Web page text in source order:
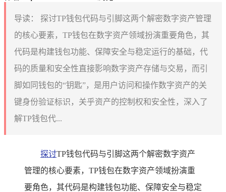
导读：
探讨TP钱包代码与引脚这两个解密数字资产管理
的核心要素，TP钱包在数字资产领域扮演重要角色，其
代码是构建钱包功能、保障安全与稳定运行的基础，代
码的质量和安全性直接影响数字资产存储与交易，而引
脚如同钱包的“钥匙”，是用户访问和操作数字资产的关
键身份验证标识，关乎资产的控制权和安全性，深入了
解TP钱包代...
探讨TP钱包代码与引脚这两个解密数字资产
管理的核心要素，TP钱包在数字资产领域扮演重
要角色，其代码是构建钱包功能、保障安全与稳定